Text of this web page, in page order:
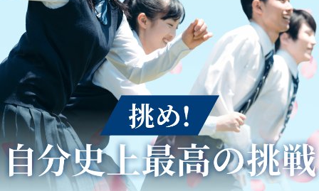
関関同立の現役合格者、過去最高1,494名
産近甲龍の現役合格者、過去最高1,733名